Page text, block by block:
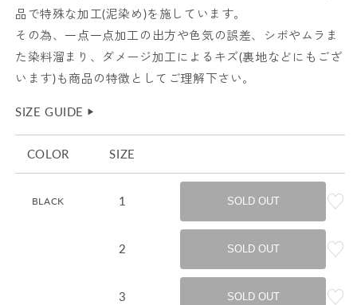
品で特殊な加工(泥染め)を施しています。
その為、一点一点加工の出方や色気の誤差、シボやムラま
た染料溜まり、ダメージ加工によるキズ(裏地などにもござ
います)も商品の特徴としてご理解下さい。
SIZE GUIDE ▶︎
COLOR SIZE
BLACK 1 SOLD OUT
2 SOLD OUT
3 SOLD OUT